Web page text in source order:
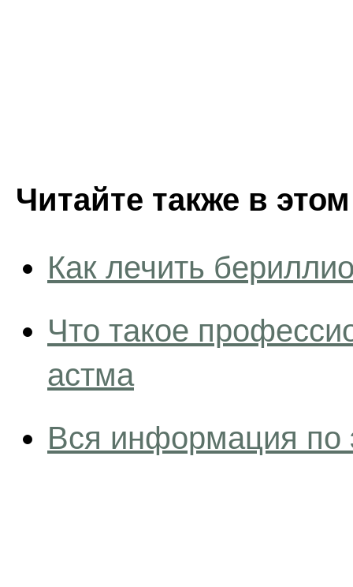
Читайте также в
Как лечить
Что такое
астма
Вся информация по